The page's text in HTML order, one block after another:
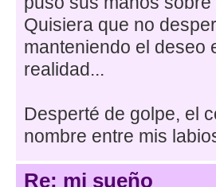
Quisiera que no
manteniendo el deseo
realidad...
Desperté de golpe, el
nombre entre mis
Re: mi sueño